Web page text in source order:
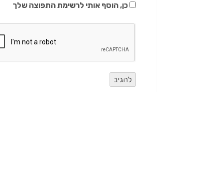
כן, הוסף אותי לרשימת התפוצה שלך